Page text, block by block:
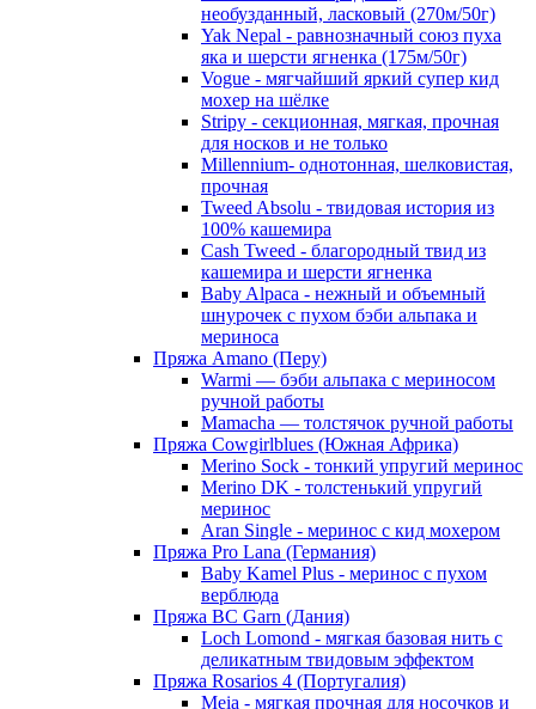
необузданный, ласковый (270м/50г)
Yak Nepal - равнозначный союз пуха
яка и шерсти ягненка (175м/50г)
Vogue - мягчайший яркий супер кид
мохер на шёлке
Stripy - секционная, мягкая, прочная
для носков и не только
Millennium- однотонная, шелковистая,
прочная
Tweed Absolu - твидовая история из
100% кашемира
Cash Tweed - благородный твид из
кашемира и шерсти ягненка
Baby Alpaca - нежный и объемный
шнурочек с пухом бэби альпака и
мериноса
Пряжа Amano (Перу)
Warmi — бэби альпака с мериносом
ручной работы
Mamacha — толстячок ручной работы
Пряжа Cowgirlblues (Южная Африка)
Merino Sock - тонкий упругий меринос
Merino DK - толстенький упругий
меринос
Aran Single - меринос с кид мохером
Пряжа Pro Lana (Германия)
Baby Kamel Plus - меринос с пухом
верблюда
Пряжа BC Garn (Дания)
Loch Lomond - мягкая базовая нить с
деликатным твидовым эффектом
Пряжа Rosarios 4 (Португалия)
Meia - мягкая прочная для носочков и